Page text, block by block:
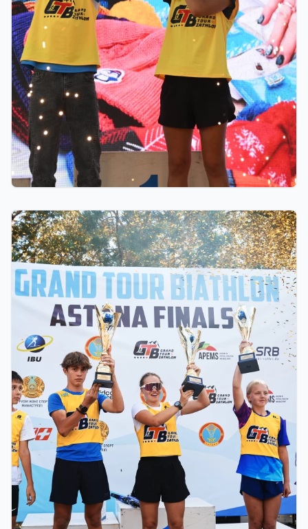
GRAND TOUR BIATHLON финалы Астанада
қалай өтті: 10 миллион теңгелік жүлде қоры,
Ербол Хамитовтың сыйақысы және хрустальді
кубоктар